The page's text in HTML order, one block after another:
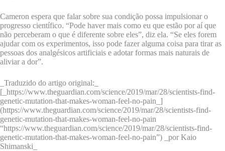
Cameron espera que falar sobre sua condição possa impulsionar o
progresso científico. “Pode haver mais como eu que estão por aí que
não perceberam o que é diferente sobre eles”, diz ela. “Se eles forem
ajudar com os experimentos, isso pode fazer alguma coisa para tirar as
pessoas dos analgésicos artificiais e adotar formas mais naturais de
aliviar a dor”.
_Traduzido do artigo original:_
[_https://www.theguardian.com/science/2019/mar/28/scientists-find-
genetic-mutation-that-makes-woman-feel-no-pain_]
(https://www.theguardian.com/science/2019/mar/28/scientists-find-
genetic-mutation-that-makes-woman-feel-no-pain
“https://www.theguardian.com/science/2019/mar/28/scientists-find-
genetic-mutation-that-makes-woman-feel-no-pain”) _por Kaio
Shimanski_